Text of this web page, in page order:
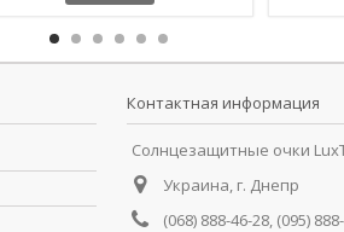
Контактная информация
Солнцезащитные очки
Украина, г. Днепр
(068) 888-46-28, (095)